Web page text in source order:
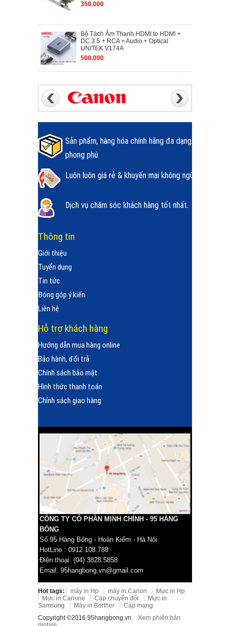
350.000
Bộ Tách Âm Thanh HDMI to HDMI +
DC 3.5 + RCA + Audio + Optical
UNITEK V174A
500.000
Sản phẩm, hàng hóa chính hãng đa dạng
phong phú
Luôn luôn giá rẻ & khuyến mại không ngừng.
Dịch vụ chăm sóc khách hàng tốt nhất.
Thông tin
Giới thiệu
Tuyển dụng
Tin tức
Đóng góp ý kiến
Liên hệ
Hỗ trợ khách hàng
Hướng dẫn mua hàng online
Bảo hành, đổi trả
Chính sách bảo mật
Hình thức thanh toán
Chính sách giao hàng
CÔNG TY CỔ PHẦN MINH CHÍNH - 95 HÀNG
BÔNG
Số 95 Hàng Bông - Hoàn Kiếm - Hà Nội
HotLine : 0912.108.788
Điện thoại: (04) 3828.5858
Email: 95hangbong.vn@gmail.com
Hot tags: máy in Hp máy in Canon
Mực in Hp
Mực in Canone
Cáp chuyển đổi
Mực in
Samsung
Máy in Borther
Cáp mạng
Copyright ©2016 95hangbong.vn.
Xem phiên bản